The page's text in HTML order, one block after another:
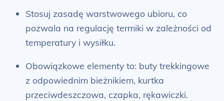
Stosuj zasadę warstwowego ubioru, co
pozwala na regulację termiki w zależności od
temperatury i wysiłku.
Obowiązkowe elementy to: buty trekkingowe
z odpowiednim bieżnikiem, kurtka
przeciwdeszczowa, czapka, rękawiczki.